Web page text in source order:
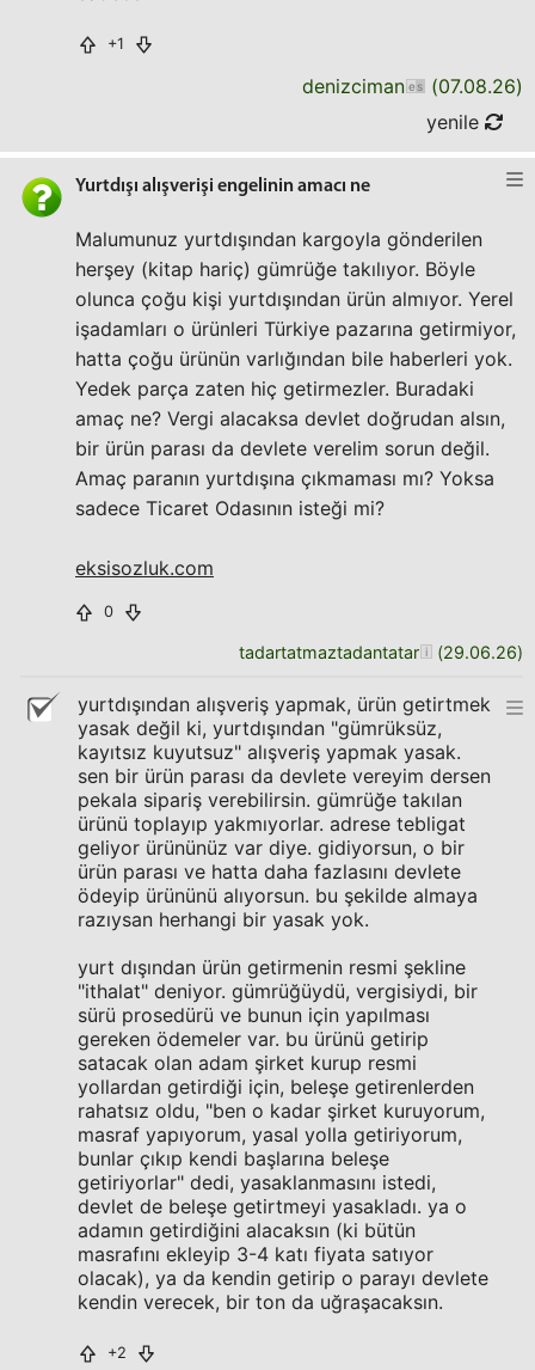
+1
denizciman (07.08.26)
yenile
Yurtdışı alışverişi engelinin amacı ne
Malumunuz yurtdışından kargoyla gönderilen
herşey (kitap hariç) gümrüğe takılıyor. Böyle
olunca çoğu kişi yurtdışından ürün almıyor. Yerel
işadamları o ürünleri Türkiye pazarına getirmiyor,
hatta çoğu ürünün varlığından bile haberleri yok.
Yedek parça zaten hiç getirmezler. Buradaki
amaç ne? Vergi alacaksa devlet doğrudan alsın,
bir ürün parası da devlete verelim sorun değil.
Amaç paranın yurtdışına çıkmaması mı? Yoksa
sadece Ticaret Odasının isteği mi?
eksisozluk.com
0
tadartatmaztadantatar (29.06.26)
yurtdışından alışveriş yapmak, ürün getirtmek
yasak değil ki, yurtdışından "gümrüksüz,
kayıtsız kuyutsuz" alışveriş yapmak yasak.
sen bir ürün parası da devlete vereyim dersen
pekala sipariş verebilirsin. gümrüğe takılan
ürünü toplayıp yakmıyorlar. adrese tebligat
geliyor ürününüz var diye. gidiyorsun, o bir
ürün parası ve hatta daha fazlasını devlete
ödeyip ürününü alıyorsun. bu şekilde almaya
razıysan herhangi bir yasak yok.
yurt dışından ürün getirmenin resmi şekline
"ithalat" deniyor. gümrüğüydü, vergisiydi, bir
sürü prosedürü ve bunun için yapılması
gereken ödemeler var. bu ürünü getirip
satacak olan adam şirket kurup resmi
yollardan getirdiği için, beleşe getirenlerden
rahatsız oldu, "ben o kadar şirket kuruyorum,
masraf yapıyorum, yasal yolla getiriyorum,
bunlar çıkıp kendi başlarına beleşe
getiriyorlar" dedi, yasaklanmasını istedi,
devlet de beleşe getirtmeyi yasakladı. ya o
adamın getirdiğini alacaksın (ki bütün
masrafını ekleyip 3-4 katı fiyata satıyor
olacak), ya da kendin getirip o parayı devlete
kendin verecek, bir ton da uğraşacaksın.
+2